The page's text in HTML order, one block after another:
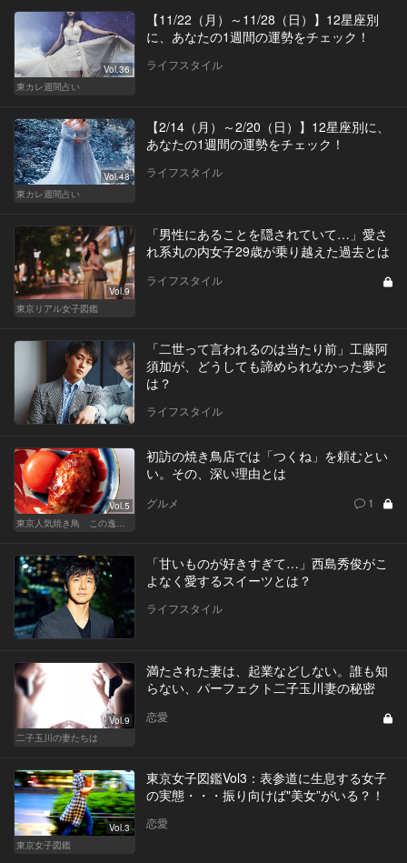
Vol.36
東カレ週間占い
【11/22（月）～11/28（日）】12星座別
に、あなたの1週間の運勢をチェック！
ライフスタイル
Vol.48
東カレ週間占い
【2/14（月）～2/20（日）】12星座別に、
あなたの1週間の運勢をチェック！
ライフスタイル
Vol.9
東京リアル女子図鑑
「男性にあることを隠されていて…」愛さ
れ系丸の内女子29歳が乗り越えた過去とは
ライフスタイル
「二世って言われるのは当たり前」工藤阿
須加が、どうしても諦められなかった夢と
は？
ライフスタイル
Vol.5
初訪の焼き鳥店では「つくね」を頼むとい
い。その、深い理由とは
グルメ 1
「甘いものが好きすぎて…」西島秀俊がこ
よなく愛するスイーツとは？
ライフスタイル
Vol.9
二子玉川の妻たちは
満たされた妻は、起業などしない。誰も知
らない、パーフェクト二子玉川妻の秘密
恋愛
Vol.3
東京女子図鑑
東京女子図鑑Vol3：表参道に生息する女子
の実態・・・振り向けば"美女”がいる？！
恋愛